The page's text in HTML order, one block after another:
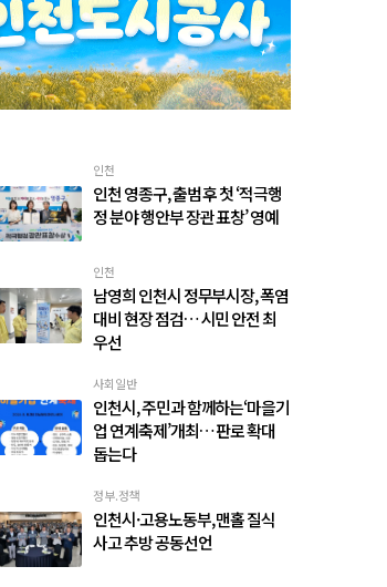
인천
인천 영종구, 출범 후 첫 ‘적극행
정 분야 행안부 장관 표창’ 영예
인천
남영희 인천시 정무부시장, 폭염
대비 현장 점검… 시민 안전 최
우선
사회일반
인천시, 주민과 함께하는‘마을기
업 연계축제’개최… 판로 확대
돕는다
정부.정책
인천시·고용노동부, 맨홀 질식
사고 추방 공동선언